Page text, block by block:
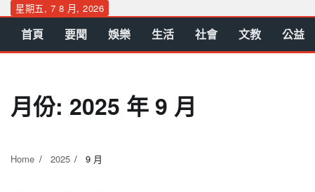
Skip
content
星期五, 7 8 月, 2026
首頁 要聞 娛樂 生活 社會 文教 公益
月份: 2025 年 9 月
Home 2025 9 月